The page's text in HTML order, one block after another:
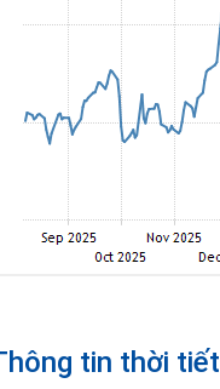
tin thời tiết